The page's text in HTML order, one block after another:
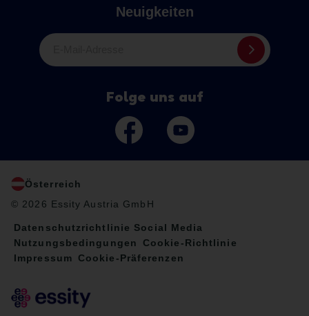
Neuigkeiten
Folge uns auf
Österreich
© 2026 Essity Austria GmbH
Datenschutzrichtlinie Social Media
Nutzungsbedingungen
Cookie-Richtlinie
Impressum
Cookie-Präferenzen